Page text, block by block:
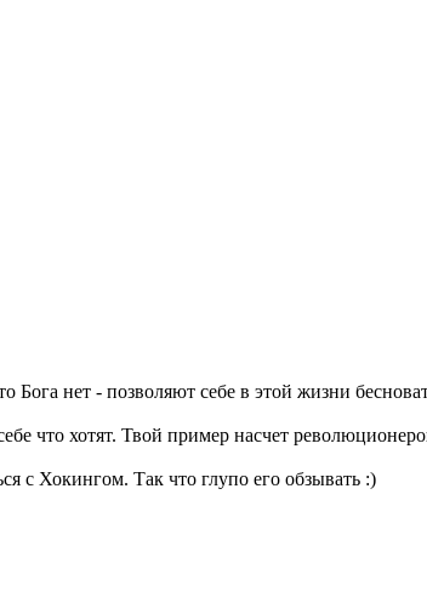
Бога нет - позволяют себе в этой жизни
что хотят. Твой пример насчет
с Хокингом. Так что глупо его обзывать :)